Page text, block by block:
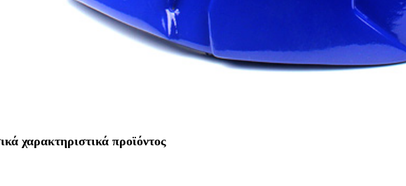
χαρακτηριστικά προϊόντος